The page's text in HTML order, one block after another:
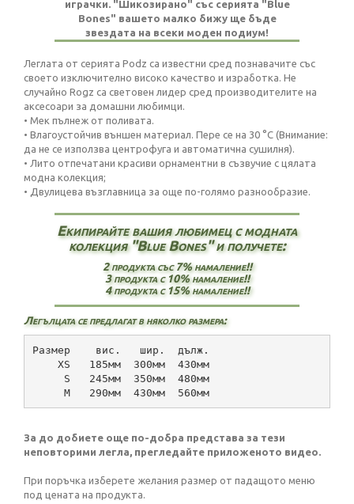
играчки. "Шикозирано" със серията "Blue
Bones" вашето малко бижу ще бъде
звездата на всеки моден подиум!
Леглата от серията Podz са известни сред познавачите със
своето изключително високо качество и изработка. Не
случайно Rogz са световен лидер сред производителите на
аксесоари за домашни любимци.
• Мек пълнеж от поливата.
• Влагоустойчив външен материал. Пере се на 30 °C (Внимание:
да не се използва центрофуга и автоматична сушилня).
• Лито отпечатани красиви орнаментни в съзвучие с цялата
модна колекция;
• Двулицева възглавница за още по-голямо разнообразие.
Екипирайте вашия любимец с модната
колекция "Blue Bones" и получете:
2 продукта със 7% намаление!!
3 продукта с 10% намаление!!
4 продукта с 15% намаление!!
Легълцата се предлагат в няколко размера:
Размер    вис.   шир.  дълж.
    XS   185мм  300мм  430мм
     S   245мм  350мм  480мм
     М   290мм  430мм  560мм
За до добиете още по-добра представа за тези
неповторими легла, прегледайте приложеното видео.
При поръчка изберете желания размер от падащото меню
под цената на продукта.